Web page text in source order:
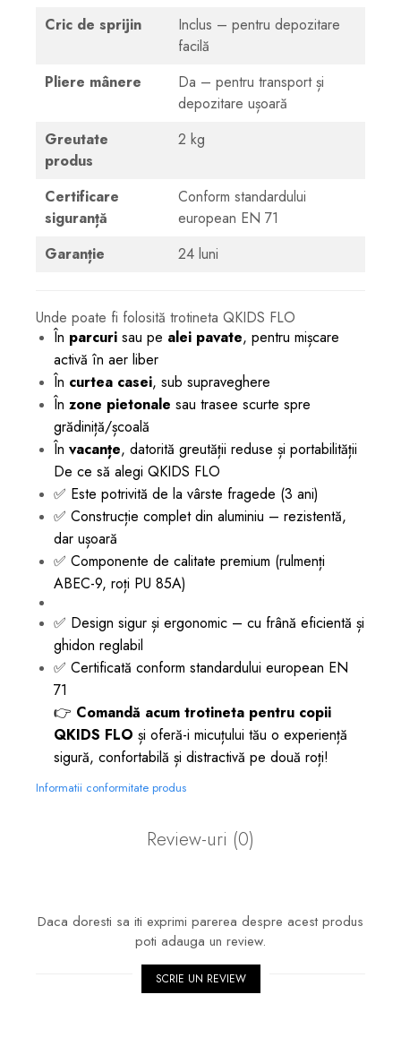
Cric de sprijin
Inclus – pentru depozitare
facilă
Pliere mânere
Da – pentru transport și
depozitare ușoară
Greutate
produs
2 kg
Certificare
siguranță
Conform standardului
european EN 71
Garanție
24 luni
Unde poate fi folosită trotineta QKIDS FLO
În parcuri sau pe alei pavate, pentru mișcare
activă în aer liber
În curtea casei, sub supraveghere
În zone pietonale sau trasee scurte spre
grădiniță/școală
În vacanțe, datorită greutății reduse și portabilității
De ce să alegi QKIDS FLO
✅ Este potrivită de la vârste fragede (3 ani)
✅ Construcție complet din aluminiu – rezistentă,
dar ușoară
✅ Componente de calitate premium (rulmenți
ABEC-9, roți PU 85A)
✅ Design sigur și ergonomic – cu frână eficientă și
ghidon reglabil
✅ Certificată conform standardului european EN
71
👉 Comandă acum trotineta pentru copii
QKIDS FLO și oferă-i micuțului tău o experiență
sigură, confortabilă și distractivă pe două roți!
Informatii conformitate produs
Review-uri (0)
Daca doresti sa iti exprimi parerea despre acest produs
poti adauga un review.
SCRIE UN REVIEW